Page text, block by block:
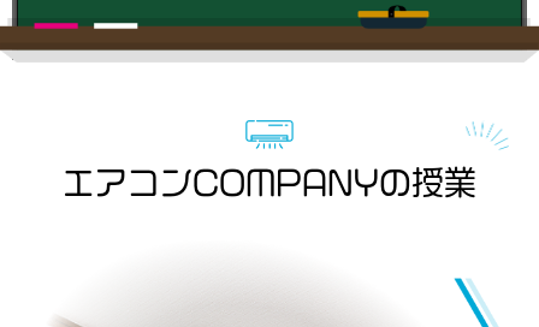
エアコンCOMPANYの授業